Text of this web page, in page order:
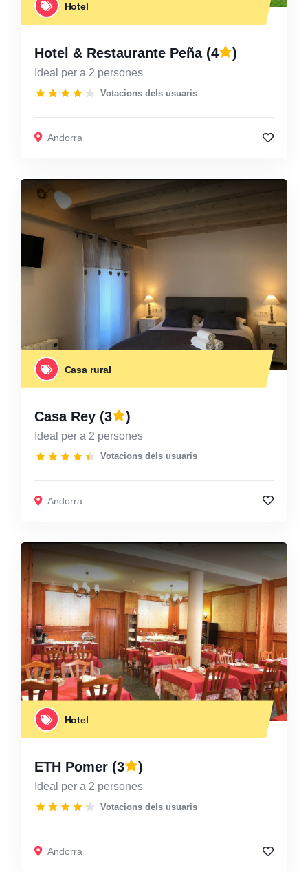
Hotel
Hotel & Restaurante Peña(4 )
Ideal per a 2 persones
Votacions dels usuaris
Andorra
Casa rural
Casa Rey (3 )
Ideal per a 2 persones
Votacions dels usuaris
Andorra
Hotel
ETH Pomer (3 )
Ideal per a 2 persones
Votacions dels usuaris
Andorra